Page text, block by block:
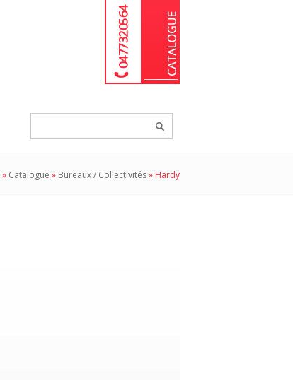
04 77 32 05 64
» Catalogue » Bureaux / Collectivités» Hardy